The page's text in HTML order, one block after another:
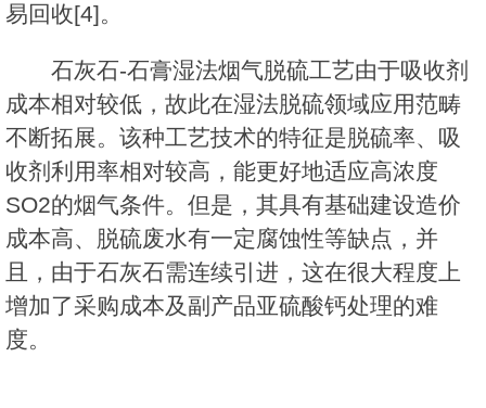
易回收[4]。
石灰石-石膏湿法烟气脱硫工艺由于吸收剂
成本相对较低，故此在湿法脱硫领域应用范畴
不断拓展。该种工艺技术的特征是脱硫率、吸
收剂利用率相对较高，能更好地适应高浓度
SO2的烟气条件。但是，其具有基础建设造价
成本高、脱硫废水有一定腐蚀性等缺点，并
且，由于石灰石需连续引进，这在很大程度上
增加了采购成本及副产品亚硫酸钙处理的难
度。